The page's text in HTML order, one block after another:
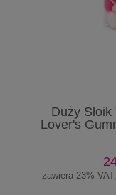
Duży
Lover's
zawiera 23%